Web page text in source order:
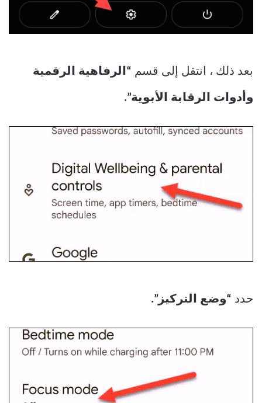
بعد ذلك ، انتقل إلى قسم “الرفاهية الرقمية
وأدوات الرقابة الأبوية”.
حدد “وضع التركيز”.